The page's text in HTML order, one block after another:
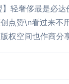
轻奢侈最是必
点赞\n看过来
权空间也作商分